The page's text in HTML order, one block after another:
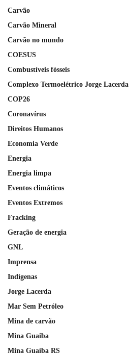
Carvão
Carvão Mineral
Carvão no mundo
COESUS
Combustíveis fósseis
Complexo Termoelétrico Jorge Lacerda
COP26
Coronavírus
Direitos Humanos
Economia Verde
Energia
Energia limpa
Eventos climáticos
Eventos Extremos
Fracking
Geração de energia
GNL
Imprensa
Indígenas
Jorge Lacerda
Mar Sem Petróleo
Mina de carvão
Mina Guaiba
Mina Guaíba RS